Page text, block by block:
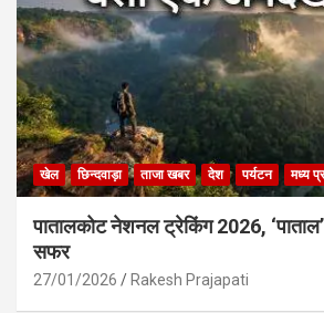
खेल छिन्दवाड़ा ताजा खबर देश पर्यटन मध्य
पातालकोट नेशनल ट्रेकिंग 2026,
सफर
27/01/2026 Rakesh Prajapati